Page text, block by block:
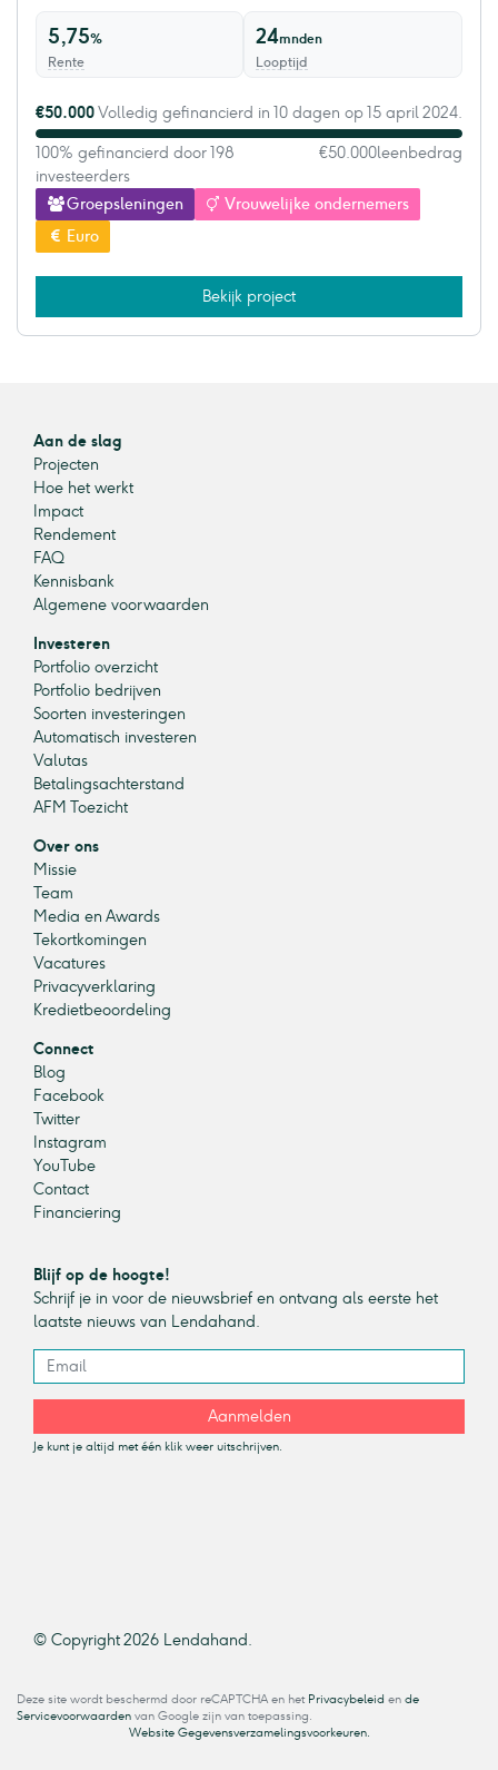
5,75%
Rente
24mnden
Looptijd
Groepsleningen
Vrouwelijke ondernemers
Euro
€50.000Volledig gefinancierd in 10 dagen op 15 april 2024.
100% gefinancierd door 198
investeerders
€50.000leenbedrag
Bekijk project
Aan de slag
Projecten
Hoe het werkt
Impact
Rendement
FAQ
Kennisbank
Algemene voorwaarden
Investeren
Portfolio overzicht
Portfolio bedrijven
Soorten investeringen
Automatisch investeren
Valutas
Betalingsachterstand
AFM Toezicht
Over ons
Missie
Team
Media en Awards
Tekortkomingen
Vacatures
Privacyverklaring
Kredietbeoordeling
Connect
Blog
Facebook
Twitter
Instagram
YouTube
Contact
Financiering
Blijf op de hoogte!
Schrijf je in voor de nieuwsbrief en ontvang als eerste het
laatste nieuws van Lendahand.
Aanmelden
Je kunt je altijd met één klik weer uitschrijven.
© Copyright 2026 Lendahand.
Deze site wordt beschermd door reCAPTCHA en het Privacybeleid en de
Servicevoorwaarden van Google zijn van toepassing.
Website Gegevensverzamelingsvoorkeuren.